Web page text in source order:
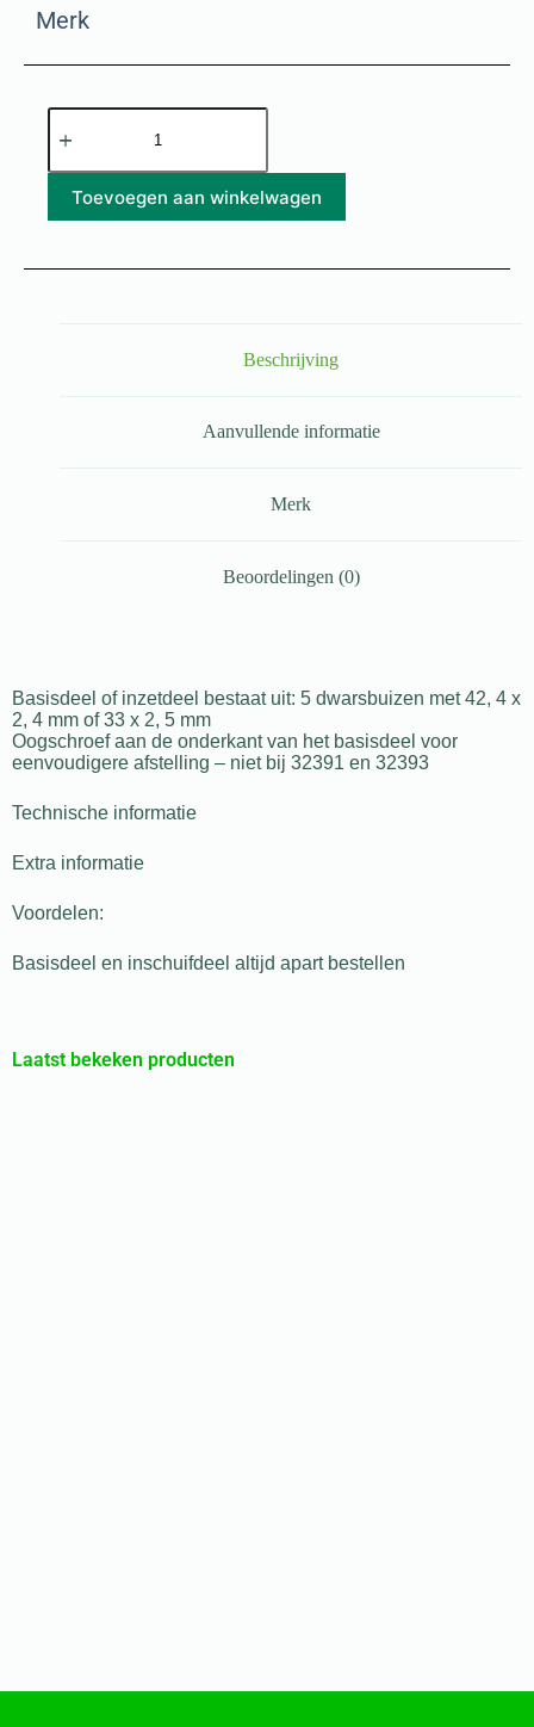
Merk
Toevoegen aan winkelwagen
Beschrijving
Aanvullende informatie
Merk
Beoordelingen (0)
Basisdeel of inzetdeel bestaat uit: 5 dwarsbuizen met 42, 4 x
2, 4 mm of 33 x 2, 5 mm
Oogschroef aan de onderkant van het basisdeel voor
eenvoudigere afstelling – niet bij 32391 en 32393
Technische informatie
Extra informatie
Voordelen:
Basisdeel en inschuifdeel altijd apart bestellen
Laatst bekeken producten